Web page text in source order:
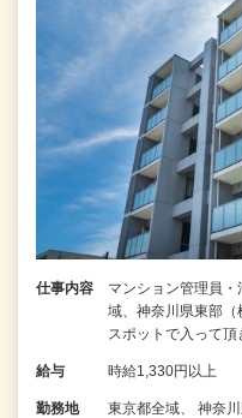
仕事内容
マンション管理員
域、神奈川県東部
スポットで入って
給与 時給1,330円以上
勤務地 東京都全域、 神奈